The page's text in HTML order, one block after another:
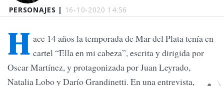
PERSONAJES | 16-10-2020 14:56
H ace 14 años la temporada de Mar del Plata tenía en
cartel “Ella en mi cabeza”, escrita y dirigida por
Oscar Martínez, y protagonizada por Juan Leyrado,
Natalia Lobo y Darío Grandinetti. En una entrevista, este